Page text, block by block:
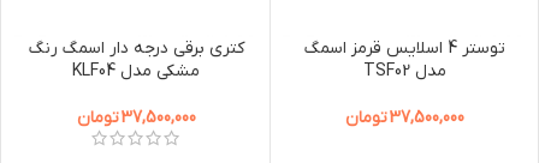
توستر 4 اسلایس قرمز اسمگ
مدل TSF02
37,500,000تومان
کتری برقی درجه دار اسمگ رنگ
مشکی مدل KLF04
37,500,000تومان